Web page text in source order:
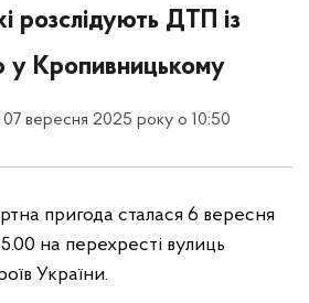
розслідують ДТП із
у Кропивницькому
07 вересня 2025 року о 10:50
пригода сталася 6 вересня
на перехресті вулиць
України.